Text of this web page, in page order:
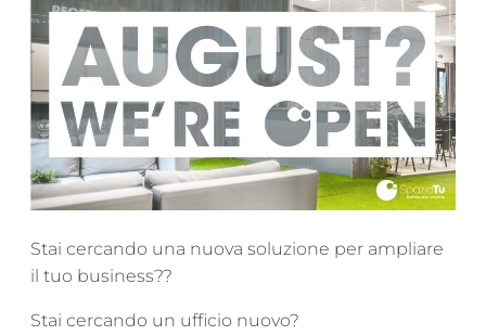
Stai cercando una nuova soluzione per ampliare
il tuo business??
Stai cercando un ufficio nuovo?